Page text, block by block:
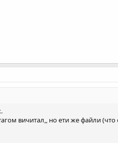
вичитал,, но ети же файли (что